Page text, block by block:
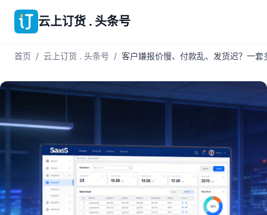
云上订货 . 头条号
首页 / 云上订货 . 头条号 / 客户嫌报价慢、付款乱、发货迟？一